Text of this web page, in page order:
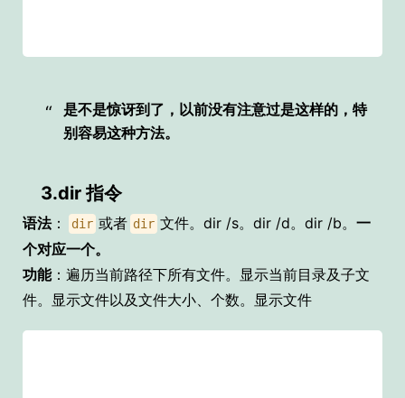
是不是惊讶到了，以前没有注意过是这样的，特
别容易这种方法。
3.dir 指令
语法： dir 或者 dir 文件。dir /s。dir /d。dir /b。 一
个对应一个。
功能：遍历当前路径下所有文件。显示当前目录及子文
件。显示文件以及文件大小、个数。显示文件